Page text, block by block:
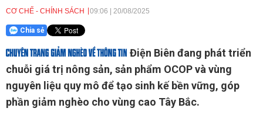
CƠ CHẾ - CHÍNH SÁCH 09:06 20/08/2025
Chia sẻ
Điện Biên đang phát triển
chuỗi giá trị nông sản, sản phẩm OCOP và vùng
nguyên liệu quy mô để tạo sinh kế bền vững, góp
phần giảm nghèo cho vùng cao Tây Bắc.